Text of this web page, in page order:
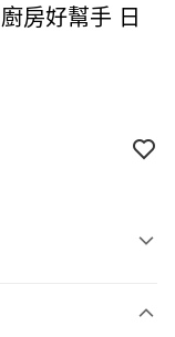
房好幫手 日